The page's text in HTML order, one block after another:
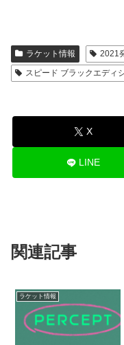
ラケット情報 2021
スピード ブラックエディ
X
LINE
関連記事
ラケット情報